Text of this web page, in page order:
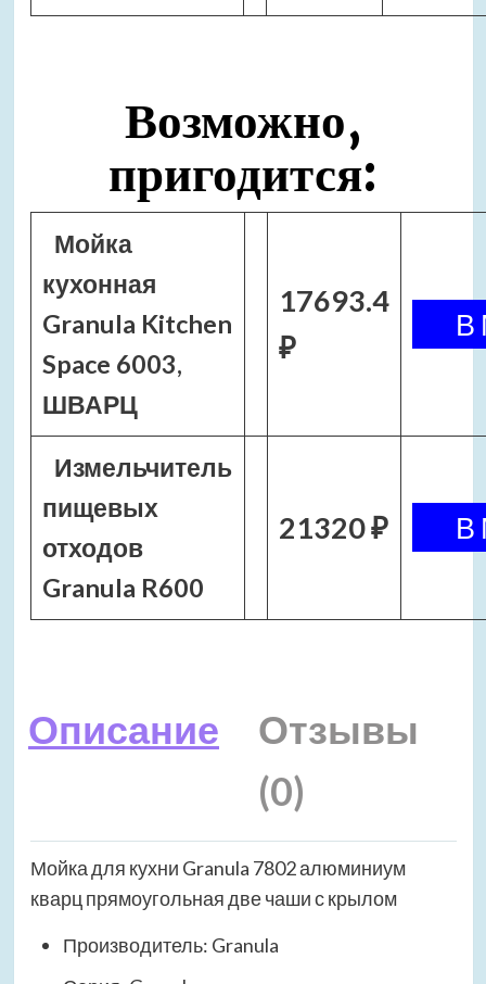
Возможно,
пригодится:
Мойка
кухонная
Granula Kitchen
Space 6003,
ШВАРЦ
17693.4
₽
Измельчитель
пищевых
отходов
Granula R600
21320 ₽
Описание
Отзывы
(0)
Мойка для кухни Granula 7802 алюминиум
кварц прямоугольная две чаши с крылом
Производитель: Granula